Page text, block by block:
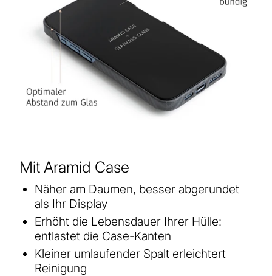
Mit Aramid Case
Näher am Daumen, besser abgerundet
als Ihr Display
Erhöht die Lebensdauer Ihrer Hülle:
entlastet die Case-Kanten
Kleiner umlaufender Spalt erleichtert
Reinigung